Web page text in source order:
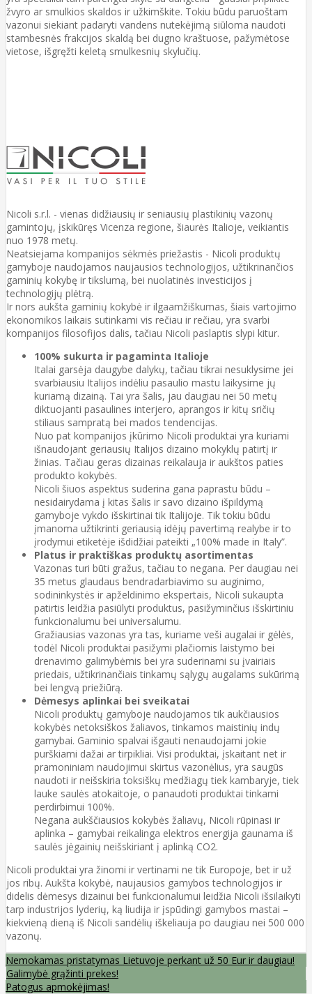
žvyro ar smulkios skaldos ir užkimškite. Tokiu būdu paruoštam
vazonui siekiant padaryti vandens nutekėjimą siūloma naudoti
stambesnės frakcijos skaldą bei dugno kraštuose, pažymėtose
vietose, išgręžti keletą smulkesnių skylučių.
Nicoli s.r.l. - vienas didžiausių ir seniausių plastikinių vazonų
gamintojų, įskikūręs Vicenza regione, šiaurės Italioje, veikiantis
nuo 1978 metų.
Neatsiejama kompanijos sėkmės priežastis - Nicoli produktų
gamyboje naudojamos naujausios technologijos, užtikrinančios
gaminių kokybę ir tikslumą, bei nuolatinės investicijos į
technologijų plėtrą.
Ir nors aukšta gaminių kokybė ir ilgaamžiškumas, šiais vartojimo
ekonomikos laikais sutinkami vis rečiau ir rečiau, yra svarbi
kompanijos filosofijos dalis, tačiau Nicoli paslaptis slypi kitur.
100% sukurta ir pagaminta Italioje
Italai garsėja daugybe dalykų, tačiau tikrai nesuklysime jei
svarbiausiu Italijos indėliu pasaulio mastu laikysime jų
kuriamą dizainą. Tai yra šalis, jau daugiau nei 50 metų
diktuojanti pasaulines interjero, aprangos ir kitų sričių
stiliaus sampratą bei mados tendencijas.
Nuo pat kompanijos įkūrimo Nicoli produktai yra kuriami
išnaudojant geriausių Italijos dizaino mokyklų patirtį ir
žinias. Tačiau geras dizainas reikalauja ir aukštos paties
produkto kokybės.
Nicoli šiuos aspektus suderina gana paprastu būdu –
nesidairydama į kitas šalis ir savo dizaino išpildymą
gamyboje vykdo išskirtinai tik Italijoje. Tik tokiu būdu
įmanoma užtikrinti geriausią idėjų pavertimą realybe ir to
įrodymui etiketėje išdidžiai pateikti „100% made in Italy”.
Platus ir praktiškas produktų asortimentas
Vazonas turi būti gražus, tačiau to negana. Per daugiau nei
35 metus glaudaus bendradarbiavimo su auginimo,
sodininkystės ir apželdinimo ekspertais, Nicoli sukaupta
patirtis leidžia pasiūlyti produktus, pasižyminčius išskirtiniu
funkcionalumu bei universalumu.
Gražiausias vazonas yra tas, kuriame veši augalai ir gėlės,
todėl Nicoli produktai pasižymi plačiomis laistymo bei
drenavimo galimybėmis bei yra suderinami su įvairiais
priedais, užtikrinančiais tinkamų sąlygų augalams sukūrimą
bei lengvą priežiūrą.
Dėmesys aplinkai bei sveikatai
Nicoli produktų gamyboje naudojamos tik aukčiausios
kokybės netoksiškos žaliavos, tinkamos maistinių indų
gamybai. Gaminio spalvai išgauti nenaudojami jokie
purškiami dažai ar tirpikliai. Visi produktai, įskaitant net ir
pramoniniam naudojimui skirtus vazonėlius, yra saugūs
naudoti ir neišskiria toksiškų medžiagų tiek kambaryje, tiek
lauke saulės atokaitoje, o panaudoti produktai tinkami
perdirbimui 100%.
Negana aukščiausios kokybės žaliavų, Nicoli rūpinasi ir
aplinka – gamybai reikalinga elektros energija gaunama iš
saulės jėgainių neišskiriant į aplinką CO2.
Nicoli produktai yra žinomi ir vertinami ne tik Europoje, bet ir už
jos ribų. Aukšta kokybė, naujausios gamybos technologijos ir
didelis dėmesys dizainui bei funkcionalumui leidžia Nicoli išsilaikyti
tarp industrijos lyderių, ką liudija ir įspūdingi gamybos mastai –
kiekvieną dieną iš Nicoli sandėlių iškeliauja po daugiau nei 500 000
vazonų.
Nemokamas pristatymas Lietuvoje perkant už 50 Eur ir daugiau!
Galimybė grąžinti prekes!
Patogus apmokėjimas!